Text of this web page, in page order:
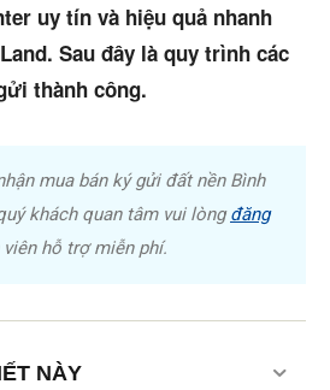
Search
uy tín và hiệu quả nhanh
Sau đây là quy trình các
thành công.
mua bán ký gửi đất nền Bình
khách quan tâm vui lòngđăng
hỗ trợ miễn phí.
NÀY